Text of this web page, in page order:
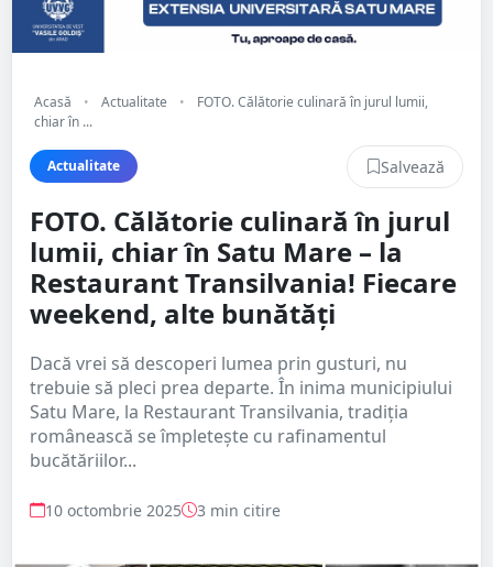
Acasă • Actualitate •
FOTO. Călătorie culinară în jurul lumii,
chiar în ...
Actualitate Salvează
FOTO. Călătorie culinară în jurul
lumii, chiar în Satu Mare – la
Restaurant Transilvania! Fiecare
weekend, alte bunătăți
Dacă vrei să descoperi lumea prin gusturi, nu
trebuie să pleci prea departe. În inima municipiului
Satu Mare, la Restaurant Transilvania, tradiția
românească se împletește cu rafinamentul
bucătăriilor...
10 octombrie 2025 3 min citire